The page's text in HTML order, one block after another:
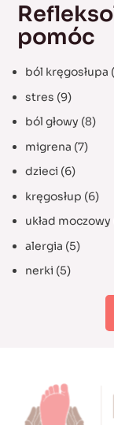
pomóc
ból kręgosłupa
stres (9)
ból głowy (8)
migrena (7)
dzieci (6)
kręgosłup (6)
układ moczowy
alergia (5)
nerki (5)